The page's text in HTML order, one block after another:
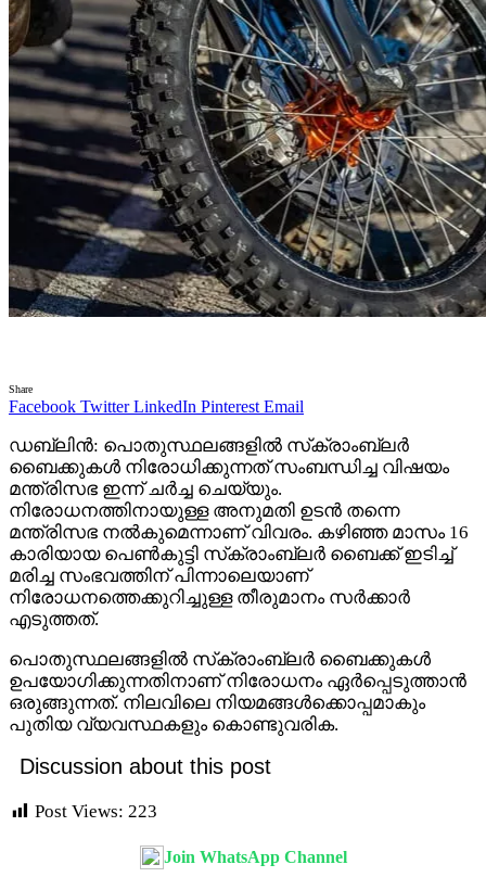
Share
Facebook Twitter LinkedIn Pinterest Email
ഡബ്ലിൻ: പൊതുസ്ഥലങ്ങളിൽ സ്‌ക്രാംബ്ലർ
ബൈക്കുകൾ നിരോധിക്കുന്നത് സംബന്ധിച്ച വിഷയം
മന്ത്രിസഭ ഇന്ന് ചർച്ച ചെയ്യും.
നിരോധനത്തിനായുള്ള അനുമതി ഉടൻ തന്നെ
മന്ത്രിസഭ നൽകുമെന്നാണ് വിവരം. കഴിഞ്ഞ മാസം 16
കാരിയായ പെൺകുട്ടി സ്‌ക്രാംബ്ലർ ബൈക്ക് ഇടിച്ച്
മരിച്ച സംഭവത്തിന് പിന്നാലെയാണ്
നിരോധനത്തെക്കുറിച്ചുള്ള തീരുമാനം സർക്കാർ
എടുത്തത്.
പൊതുസ്ഥലങ്ങളിൽ സ്‌ക്രാംബ്ലർ ബൈക്കുകൾ
ഉപയോഗിക്കുന്നതിനാണ് നിരോധനം ഏർപ്പെടുത്താൻ
ഒരുങ്ങുന്നത്. നിലവിലെ നിയമങ്ങൾക്കൊപ്പമാകും
പുതിയ വ്യവസ്ഥകളും കൊണ്ടുവരിക.
Discussion about this post
Post Views: 223
Join WhatsApp Channel